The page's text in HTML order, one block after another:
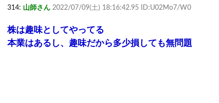
314: 山師さん 2022/07/09(土) 18:16:42.95 ID:U02Mo7/W0
株は趣味としてやってる
本業はあるし、趣味だから多少損しても無問題